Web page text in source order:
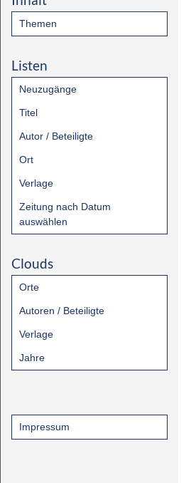
Themen
Listen
Neuzugänge
Titel
Autor / Beteiligte
Ort
Verlage
Zeitung nach Datum
auswählen
Clouds
Orte
Autoren / Beteiligte
Verlage
Jahre
Impressum